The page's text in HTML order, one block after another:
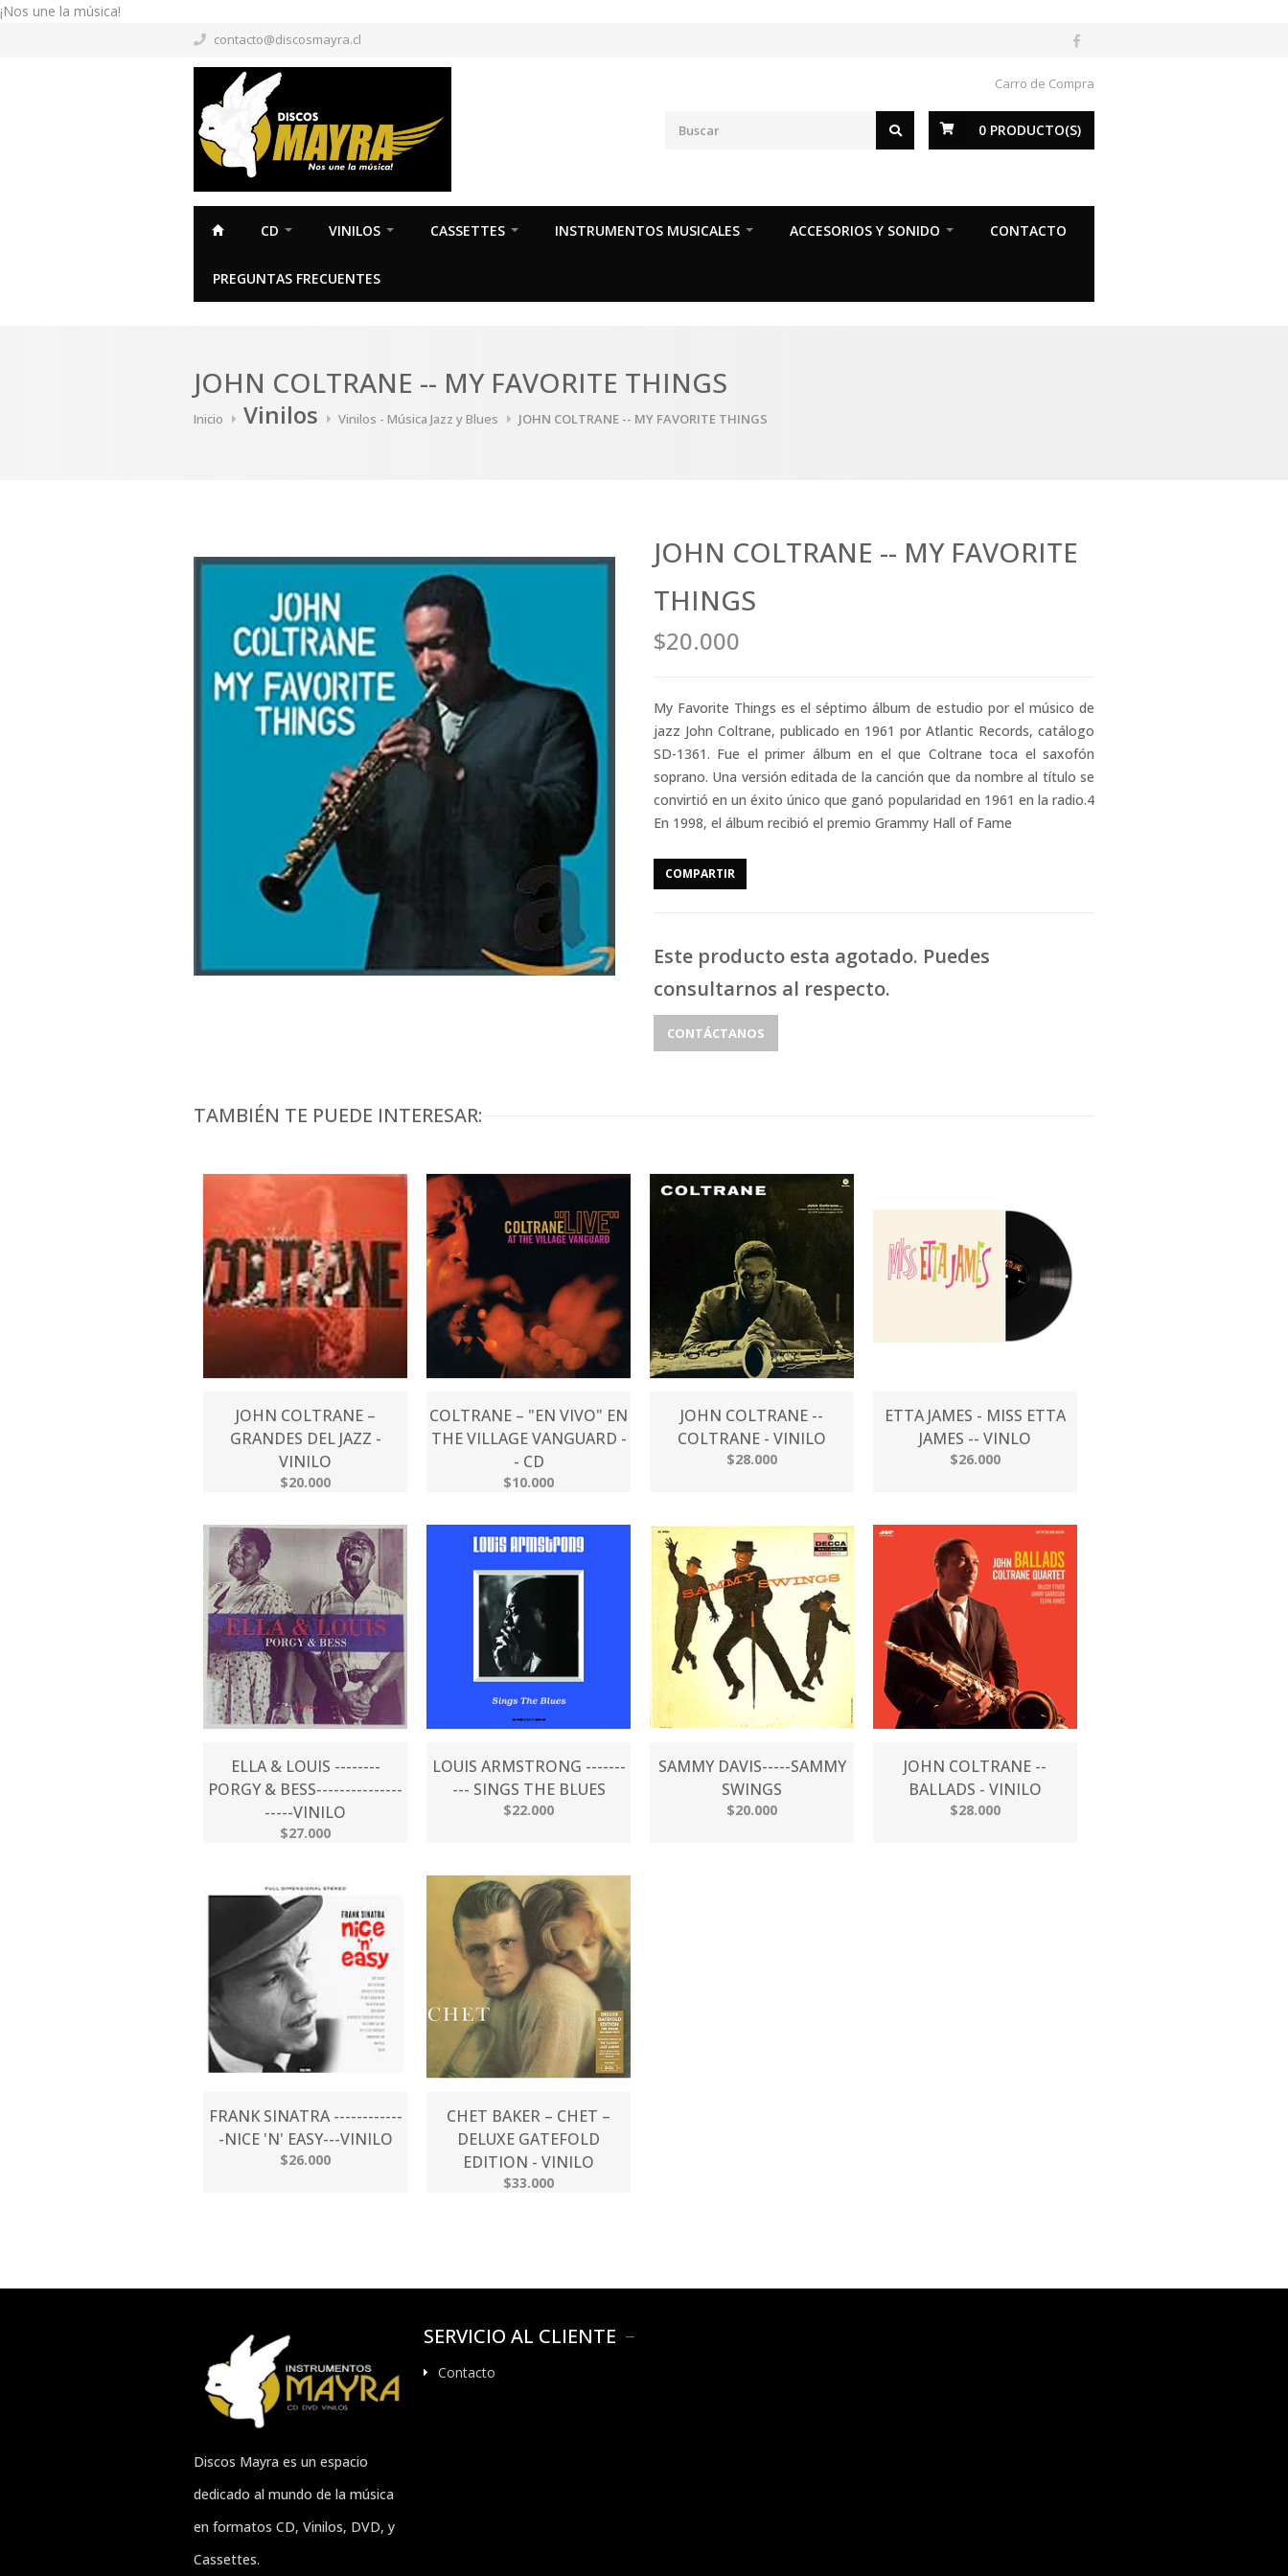
¡Nos une la música!
contacto@discosmayra.cl
Carro de Compra
0 PRODUCTO(S)
CD VINILOS CASSETTES INSTRUMENTOS MUSICALES ACCESORIOS Y SONIDO CONTACTO
PREGUNTAS FRECUENTES
JOHN COLTRANE -- MY FAVORITE THINGS
Inicio Vinilos Vinilos - Música Jazz y Blues JOHN COLTRANE -- MY FAVORITE THINGS
JOHN COLTRANE -- MY FAVORITE
THINGS
$20.000
My Favorite Things es el séptimo álbum de estudio por el músico de
jazz John Coltrane, publicado en 1961 por Atlantic Records, catálogo
SD-1361. Fue el primer álbum en el que Coltrane toca el saxofón
soprano. Una versión editada de la canción que da nombre al título se
convirtió en un éxito único que ganó popularidad en 1961 en la radio.4​
En 1998, el álbum recibió el premio Grammy Hall of Fame
COMPARTIR
Este producto esta agotado. Puedes
consultarnos al respecto.
CONTÁCTANOS
TAMBIÉN TE PUEDE INTERESAR:
JOHN COLTRANE –
GRANDES DEL JAZZ -
VINILO
$20.000
COLTRANE – "EN VIVO" EN
THE VILLAGE VANGUARD -
- CD
$10.000
JOHN COLTRANE --
COLTRANE - VINILO
$28.000
ETTA JAMES - MISS ETTA
JAMES -- VINLO
$26.000
ELLA & LOUIS --------
PORGY & BESS---------------
-----VINILO
$27.000
LOUIS ARMSTRONG -------
--- SINGS THE BLUES
$22.000
SAMMY DAVIS-----SAMMY
SWINGS
$20.000
JOHN COLTRANE --
BALLADS - VINILO
$28.000
FRANK SINATRA ------------
-NICE 'N' EASY---VINILO
$26.000
CHET BAKER – CHET –
DELUXE GATEFOLD
EDITION - VINILO
$33.000
Discos Mayra es un espacio
dedicado al mundo de la música
en formatos CD, Vinilos, DVD, y
Cassettes.
SERVICIO AL CLIENTE
Contacto